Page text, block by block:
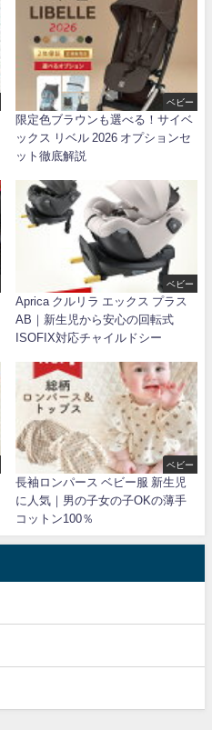
ベビー
限定色ブラウンも選べる！サイベ
ックス リベル 2026 オプションセ
ット徹底解説
ベビー
Aprica クルリラ エックス プラス
AB｜新生児から安心の回転式
ISOFIX対応チャイルドシー
ベビー
長袖ロンパース ベビー服 新生児
に人気｜男の子女の子OKの薄手
コットン100％